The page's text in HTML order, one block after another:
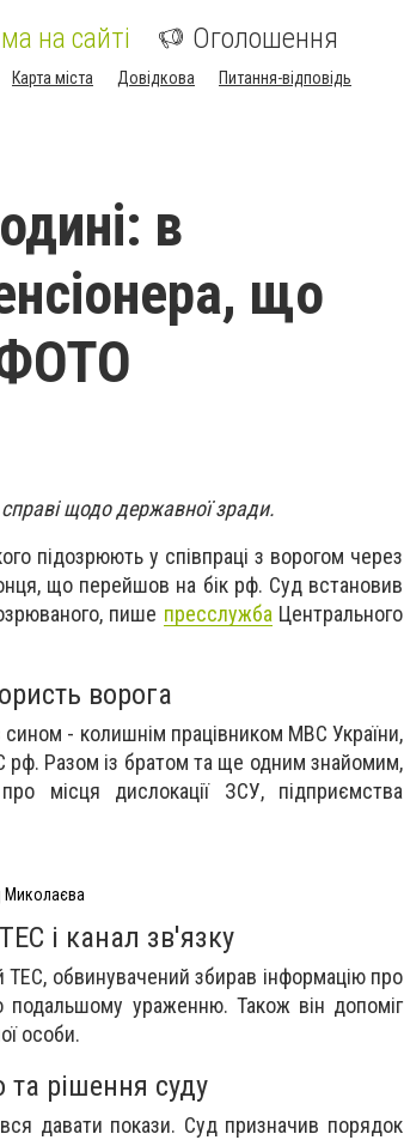
на сайті Оголошення
Карта міста Довідкова Питання-відповідь
в
що
щодо державної зради.
підозрюють у співпраці з ворогом через
що перейшов на бік рф. Суд встановив
пише пресслужба Центрального
ворога
- колишнім працівником МВС України,
рф. Разом із братом та ще одним знайомим,
місця дислокації ЗСУ, підприємства
Миколаєва
і канал зв'язку
ТЕС, обвинувачений збирав інформацію про
подальшому ураженню. Також він допоміг
особи.
та рішення суду
давати покази. Суд призначив порядок